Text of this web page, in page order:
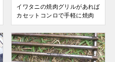
イワタニの焼肉グリルがあれば
カセットコンロで手軽に焼肉